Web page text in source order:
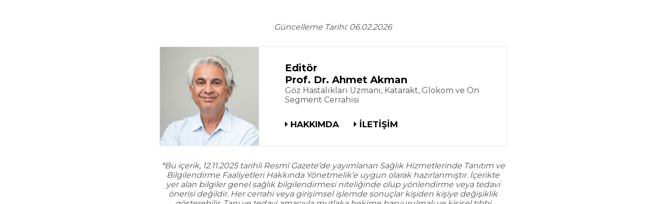
Güncelleme Tarihi: 06.02.2026
Editör
Prof. Dr. Ahmet Akman
Göz Hastalıkları Uzmanı, Katarakt, Glokom ve Ön
Segment Cerrahisi
HAKKIMDA İLETİŞİM
*Bu içerik, 12.11.2025 tarihli Resmî Gazete’de yayımlanan Sağlık Hizmetlerinde Tanıtım ve
Bilgilendirme Faaliyetleri Hakkında Yönetmelik’e uygun olarak hazırlanmıştır. İçerikte
yer alan bilgiler genel sağlık bilgilendirmesi niteliğinde olup yönlendirme veya tedavi
önerisi değildir. Her cerrahi veya girişimsel işlemde sonuçlar kişiden kişiye değişiklik